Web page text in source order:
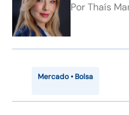
PorThaís
Mercado • Bolsa